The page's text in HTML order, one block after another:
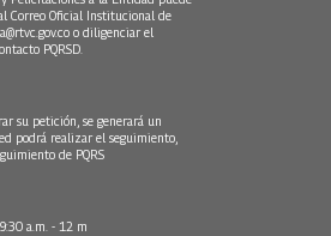
Correo Oficial Institucional de
o diligenciar el
PQRSD.
su petición, se generará un
podrá realizar el seguimiento,
de PQRS
a.m. - 12 m